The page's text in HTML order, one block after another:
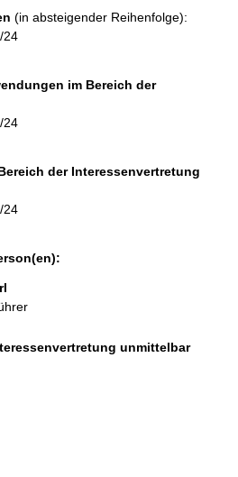
(in absteigender Reihenfolge):
24
im Bereich der
24
der Interessenvertretung
24
unmittelbar